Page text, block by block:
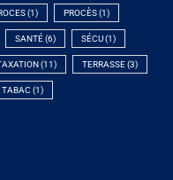
(1) PROCÈS(1)
SANTÉ(6) SÉCU(1)
(11) TERRASSE(3)
TABAC (1)